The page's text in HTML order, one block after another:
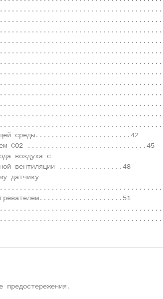
среды........................42
СО2 ..............................45
воздуха с
вентиляции ................48
датчику
предостережения.